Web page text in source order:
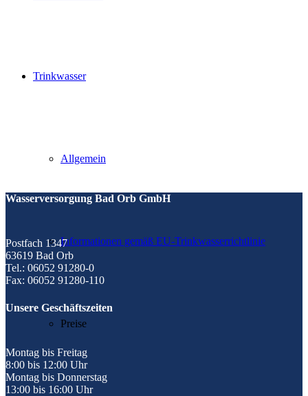
Trinkwasser
Allgemein
Informationen gemäß EU-Trinkwasserrichtlinie
Preise
Wasserversorgung Bad Orb GmbH
Postfach 1347
63619 Bad Orb
Tel.: 06052 91280-0
Fax: 06052 91280-110
Unsere Geschäftszeiten
Montag bis Freitag
8:00 bis 12:00 Uhr
Montag bis Donnerstag
13:00 bis 16:00 Uhr